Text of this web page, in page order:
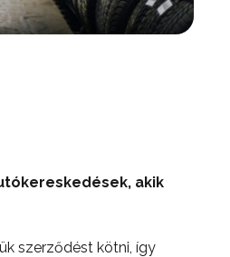
akik
szerződést kötni, így